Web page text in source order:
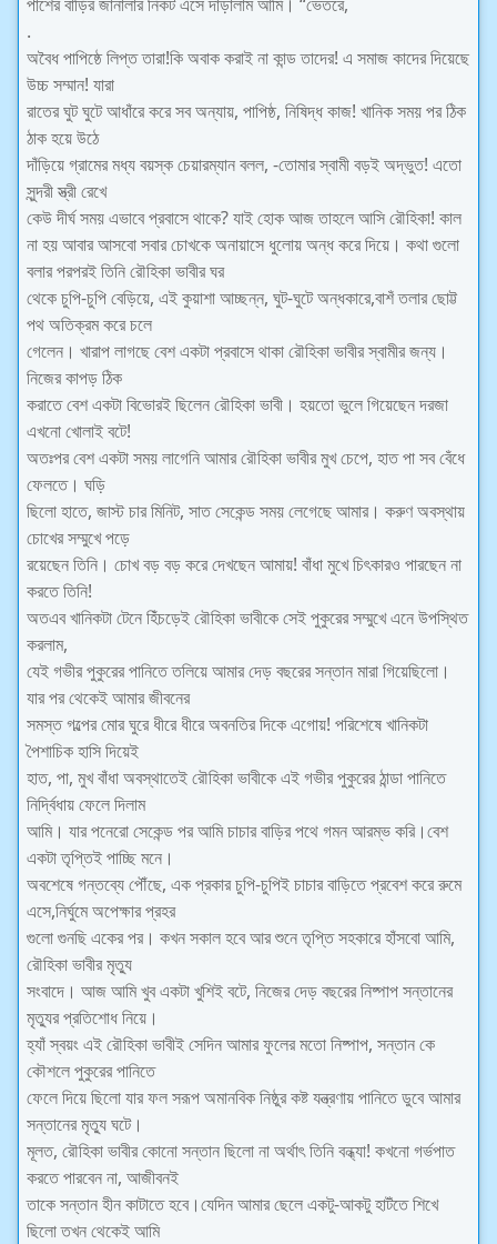
.
অবৈধ পাপিষ্ঠে লিপ্ত তারা!কি অবাক করাই না কান্ড তাদের! এ সমাজ কাদের দিয়েছে
উচ্চ সম্মান! যারা
রাতের ঘুট ঘুটে আধাঁরে করে সব অন্যায়, পাপিষ্ঠ, নিষিদ্ধ কাজ! খানিক সময় পর ঠিক
ঠাক হয়ে উঠে
দাঁড়িয়ে গ্রামের মধ্য বয়স্ক চেয়ারম্যান বলল, -তোমার স্বামী বড়ই অদ্ভুত! এতো
সুন্দরী স্ত্রী রেখে
কেউ দীর্ঘ সময় এভাবে প্রবাসে থাকে? যাই হোক আজ তাহলে আসি রৌহিকা! কাল
না হয় আবার আসবো সবার চোখকে অনায়াসে ধুলোয় অন্ধ করে দিয়ে। কথা গুলো
বলার পরপরই তিনি রৌহিকা ভাবীর ঘর
থেকে চুপি-চুপি বেড়িয়ে, এই কুয়াশা আচ্ছন্ন, ঘুট-ঘুটে অন্ধকারে,বাশঁ তলার ছোট্ট
পথ অতিক্রম করে চলে
গেলেন। খারাপ লাগছে বেশ একটা প্রবাসে থাকা রৌহিকা ভাবীর স্বামীর জন্য।
নিজের কাপড় ঠিক
করাতে বেশ একটা বিভোরই ছিলেন রৌহিকা ভাবী। হয়তো ভুলে গিয়েছেন দরজা
এখনো খোলাই বটে!
অতঃপর বেশ একটা সময় লাগেনি আমার রৌহিকা ভাবীর মুখ চেপে, হাত পা সব বেঁধে
ফেলতে। ঘড়ি
ছিলো হাতে, জাস্ট চার মিনিট, সাত সেকেন্ড সময় লেগেছে আমার। করুণ অবস্থায়
চোখের সম্মুখে পড়ে
রয়েছেন তিনি। চোখ বড় বড় করে দেখছেন আমায়! বাঁধা মুখে চিৎকারও পারছেন না
করতে তিনি!
অতএব খানিকটা টেনে হিঁচড়েই রৌহিকা ভাবীকে সেই পুকুরের সম্মুখে এনে উপস্থিত
করলাম,
যেই গভীর পুকুরের পানিতে তলিয়ে আমার দেড় বছরের সন্তান মারা গিয়েছিলো।
যার পর থেকেই আমার জীবনের
সমস্ত গল্পের মোর ঘুরে ধীরে ধীরে অবনতির দিকে এগোয়! পরিশেষে খানিকটা
পৈশাচিক হাসি দিয়েই
হাত, পা, মুখ বাঁধা অবস্থাতেই রৌহিকা ভাবীকে এই গভীর পুকুরের ঠান্ডা পানিতে
নির্দ্বিধায় ফেলে দিলাম
আমি। যার পনেরো সেকেন্ড পর আমি চাচার বাড়ির পথে গমন আরম্ভ করি।বেশ
একটা তৃপ্তিই পাচ্ছি মনে।
অবশেষে গন্তব্যে পৌঁছে, এক প্রকার চুপি-চুপিই চাচার বাড়িতে প্রবেশ করে রুমে
এসে,নির্ঘুমে অপেক্ষার প্রহর
গুলো গুনছি একের পর। কখন সকাল হবে আর শুনে তৃপ্তি সহকারে হাঁসবো আমি,
রৌহিকা ভাবীর মৃত্যু
সংবাদে। আজ আমি খুব একটা খুশিই বটে, নিজের দেড় বছরের নিষ্পাপ সন্তানের
মৃত্যুর প্রতিশোধ নিয়ে।
হ্যাঁ স্বয়ং এই রৌহিকা ভাবীই সেদিন আমার ফুলের মতো নিষ্পাপ, সন্তান কে
কৌশলে পুকুরের পানিতে
ফেলে দিয়ে ছিলো যার ফল সরূপ অমানবিক নিষ্ঠুর কষ্ট যন্ত্রণায় পানিতে ডুবে আমার
সন্তানের মৃত্যু ঘটে।
মূলত, রৌহিকা ভাবীর কোনো সন্তান ছিলো না অর্থাৎ তিনি বন্ধ্যা! কখনো গর্ভপাত
করতে পারবেন না, আজীবনই
তাকে সন্তান হীন কাটাতে হবে।যেদিন আমার ছেলে একটু-আকটু হাটঁতে শিখে
ছিলো তখন থেকেই আমি